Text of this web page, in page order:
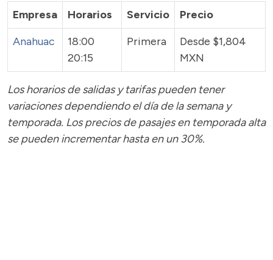
Empresa Horarios Servicio
Precio
Anahuac
18:00
20:15
Primera
Desde $1,804
MXN
Los horarios de salidas y tarifas pueden tener
variaciones dependiendo el día de la semana y
temporada. Los precios de pasajesen temporada alta
se pueden incrementar hasta en un 30%.